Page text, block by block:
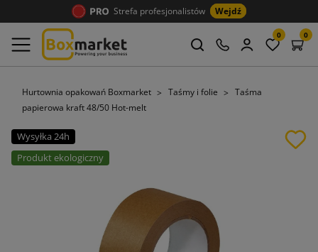
Strefa profesjonalistów Wejdź
0 0
Hurtownia opakowań Boxmarket Taśmy i folie
Taśma
papierowa kraft 48/50 Hot-melt
Wysyłka 24h
Produkt ekologiczny